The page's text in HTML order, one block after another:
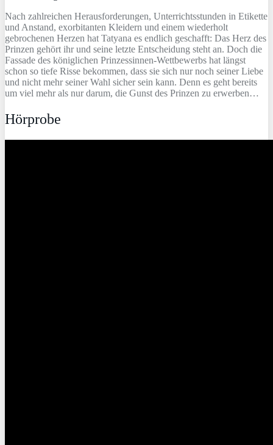
Nach zahlreichen Herausforderungen, Unterrichtsstunden in Etikette
und Anstand, exorbitanten Kleidern und einem wiederholt
gebrochenen Herzen hat Tatyana es endlich geschafft: Das Herz des
Prinzen gehört ihr und seine letzte Entscheidung steht an. Doch die
Fassade des königlichen Prinzessinnen-Wettbewerbs hat längst
schon so tiefe Risse bekommen, dass sie sich nur noch seiner Liebe
und nicht mehr seiner Wahl sicher sein kann. Denn es geht bereits
um viel mehr als nur darum, die Gunst des Prinzen zu erwerben…
Hörprobe